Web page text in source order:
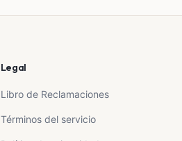
Legal
Libro de Reclamaciones
Términos del servicio